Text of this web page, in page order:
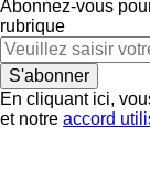
Abonnez-vous
rubrique
S'abonner
En cliquant ici,
et notre accord